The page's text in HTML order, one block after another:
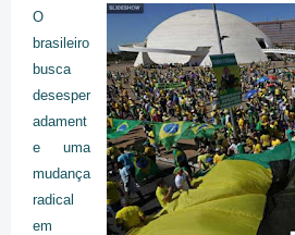
O
brasileiro
busca
desesper
adament
e uma
mudança
radical
em